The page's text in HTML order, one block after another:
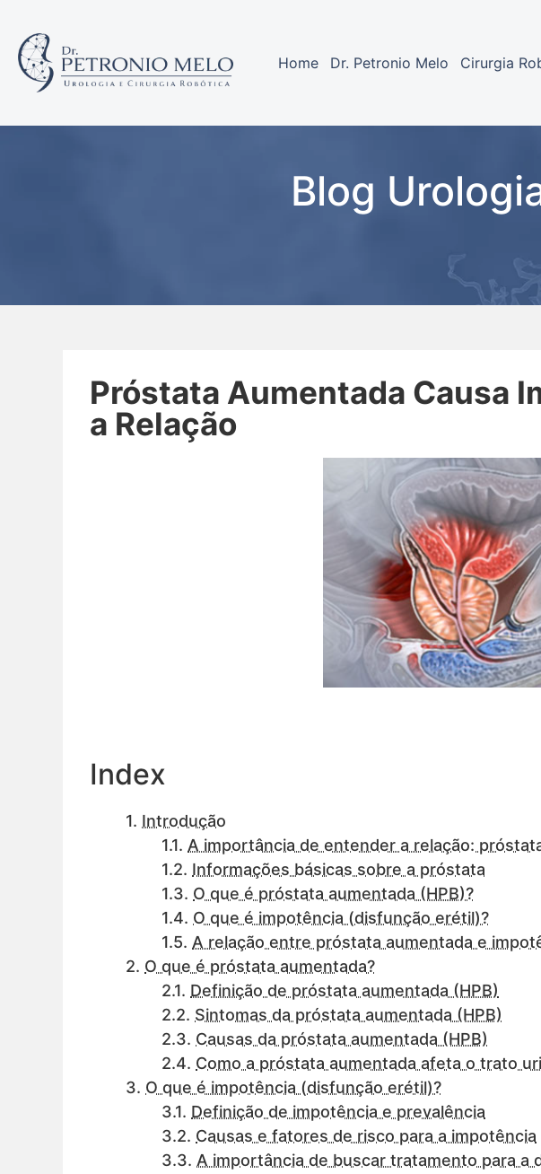
Home Dr. Petronio Melo Cirurgia
Blog
Próstata Aumentada Causa
a Relação
Index
Introdução
A importância de entender a relação:
Informações básicas sobre a próstata
O que é próstata aumentada (HPB)?
O que é impotência (disfunção erétil)?
A relação entre próstata aumentada e
O que é próstata aumentada?
Definição de próstata aumentada (HPB)
Sintomas da próstata aumentada (HPB)
Causas da próstata aumentada (HPB)
Como a próstata aumentada afeta o trato
O que é impotência (disfunção erétil)?
Definição de impotência e prevalência
Causas e fatores de risco para a impotência
A importância de buscar tratamento para a